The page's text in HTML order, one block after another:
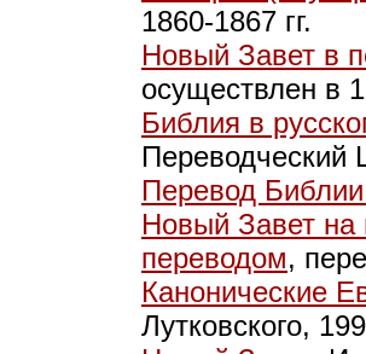
1860-1867 гг.
Новый Завет в
осуществлен в
Библия в
Переводческий
Перевод
Новый Завет на
переводом,
Канонические
Лутковского,